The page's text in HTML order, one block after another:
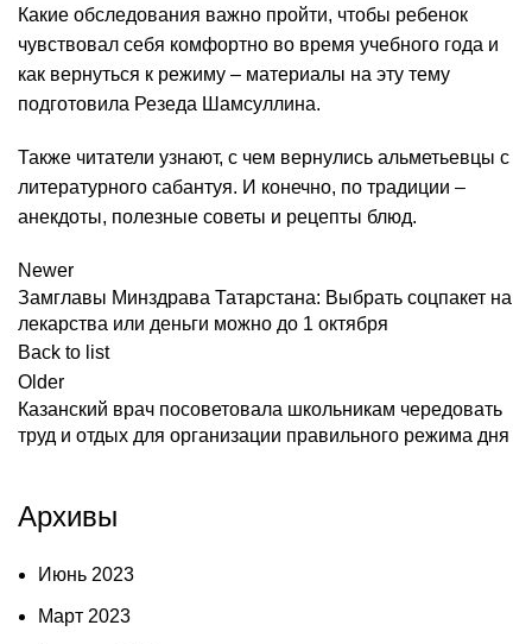
Какие обследования важно пройти, чтобы ребенок
чувствовал себя комфортно во время учебного года и
как вернуться к режиму – материалы на эту тему
подготовила Резеда Шамсуллина.
Также читатели узнают, с чем вернулись альметьевцы с
литературного сабантуя. И конечно, по традиции –
анекдоты, полезные советы и рецепты блюд.
Newer
Замглавы Минздрава Татарстана: Выбрать соцпакет на
лекарства или деньги можно до 1 октября
Back to list
Older
Казанский врач посоветовала школьникам чередовать
труд и отдых для организации правильного режима дня
Архивы
Июнь 2023
Март 2023